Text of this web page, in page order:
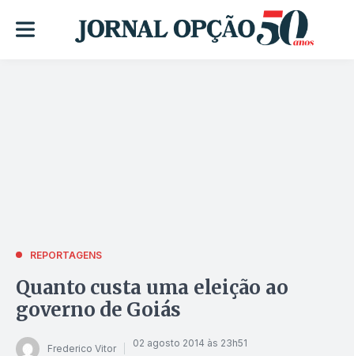
REPORTAGENS
Quanto custa uma eleição ao
governo de Goiás
Frederico Vitor 02 agosto 2014 às 23h51